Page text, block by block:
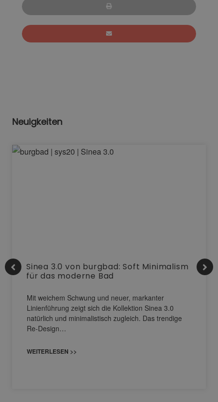
Neuigkeiten
Sinea 3.0 von burgbad: Soft Minimalism
für das moderne Bad
Mit weichem Schwung und neuer, markanter
Linienführung zeigt sich die Kollektion Sinea 3.0
natürlich und minimalistisch zugleich. Das trendige
Re-Design…
WEITERLESEN >>